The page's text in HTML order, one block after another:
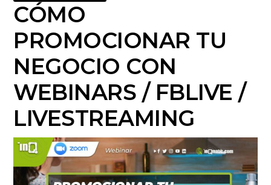
CÓMO
PROMOCIONAR TU
NEGOCIO CON
WEBINARS / FBLIVE /
LIVESTREAMING